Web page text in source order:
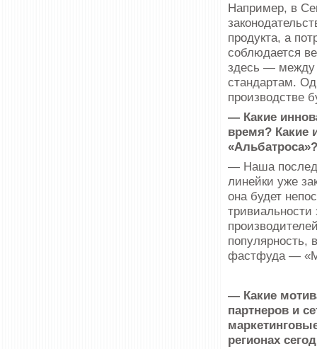
Например, в
продукта, а
соблюдается
здесь — между
стандартам.
производстве
— Какие
время? Какие
«Альбатроса»?
— Наша
линейки уже
она будет
тривиальности
популярность,
фастфуда —
— Какие
партнеров и
регионах